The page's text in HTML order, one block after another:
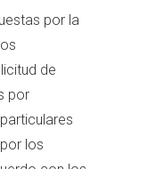
por la
de
por
los